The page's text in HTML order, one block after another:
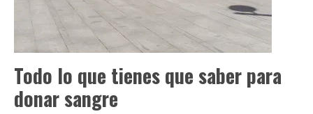
Todo lo que tienes que saber para
donar sangre